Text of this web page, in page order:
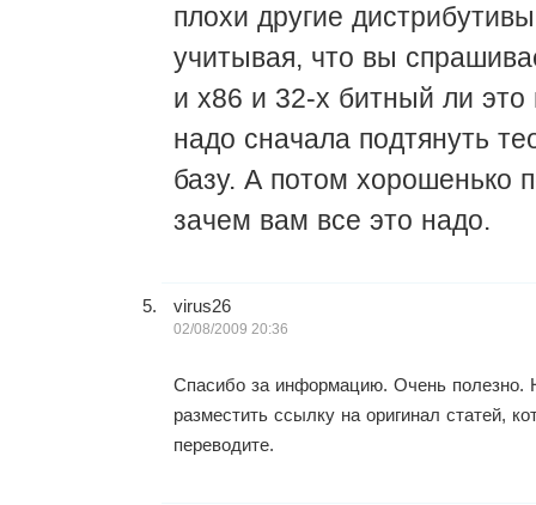
плохи другие
учитывая, что вы
и x86 и 32-х битный ли это
надо сначала подтянуть
базу. А потом хорошенько
зачем вам все это надо.
virus26
02/08/2009 20:36
Спасибо за информацию. Очень
разместить ссылку на оригинал статей,
переводите.